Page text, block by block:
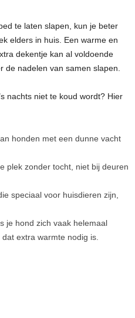
te laten slapen, kun je beter
elders in huis. Een warme en
dekentje kan al voldoende
nadelen van samen slapen.
nachts niet te koud wordt? Hier
honden met een dunne vacht
plek zonder tocht, niet bij deuren
speciaal voor huisdieren zijn,
je hond zich vaak helemaal
extra warmte nodig is.